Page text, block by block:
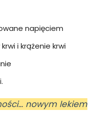
napięciem
i krążenie krwi
nowym lekiem